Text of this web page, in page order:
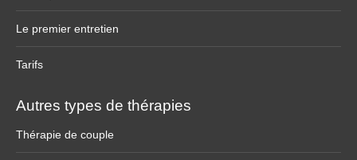
Le premier entretien
Tarifs
Autres types de thérapies
Thérapie de couple